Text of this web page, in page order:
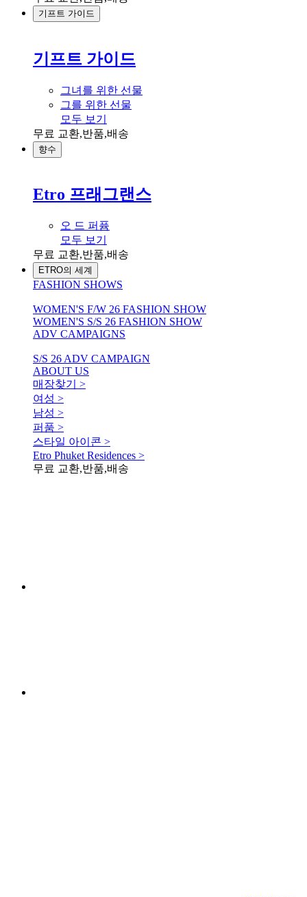
기프트 가이드
기프트 가이드
그녀를 위한 선물
그를 위한 선물
모두 보기
무료 교환,반품,배송
향수
Etro 프래그랜스
오 드 퍼퓸
모두 보기
무료 교환,반품,배송
ETRO의 세계
FASHION SHOWS
WOMEN'S F/W 26 FASHION SHOW
WOMEN'S S/S 26 FASHION SHOW
ADV CAMPAIGNS
S/S 26 ADV CAMPAIGN
ABOUT US
매장찾기 >
여성 >
남성 >
퍼품 >
스타일 아이콘 >
Etro Phuket Residences >
무료 교환,반품,배송